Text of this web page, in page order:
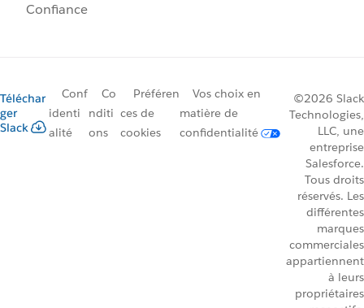
Confiance
Téléchar
ger
Slack
Conf
identi
alité
Co
nditi
ons
Préféren
ces de
cookies
Vos choix en
matière de
confidentialité
©2026 Slack
Technologies,
LLC, une
entreprise
Salesforce.
Tous droits
réservés. Les
différentes
marques
commerciales
appartiennent
à leurs
propriétaires